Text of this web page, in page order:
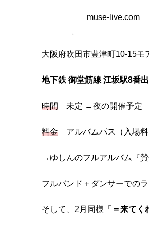
muse-live.com
大阪府吹田市豊津町10-15モ
地下鉄 御堂筋線 江坂駅8番
時間 未定 →夜の開催予定
料金 アルバムパス（入場
→ゆしんのフルアルバム『
フルバンド＋ダンサーでのラ
そして、2月同様「 ＝来てく